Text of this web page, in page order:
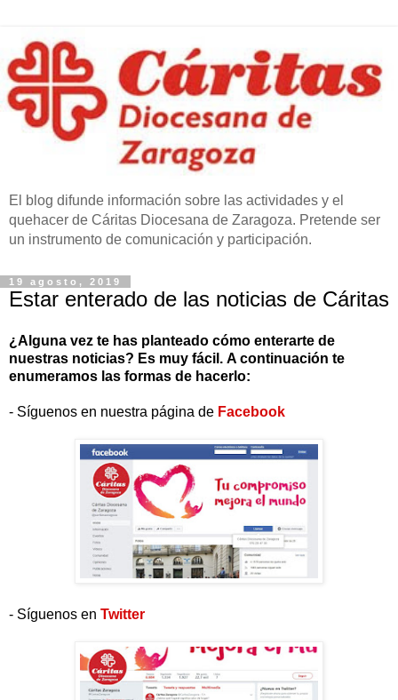
El blog difunde información sobre las actividades y el
quehacer de Cáritas Diocesana de Zaragoza. Pretende ser
un instrumento de comunicación y participación.
19 agosto, 2019
Estar enterado de las noticias de Cáritas
¿Alguna vez te has planteado cómo enterarte de
nuestras noticias? Es muy fácil. A continuación te
enumeramos las formas de hacerlo:
- Síguenos en nuestra página de Facebook
- Síguenos en Twitter